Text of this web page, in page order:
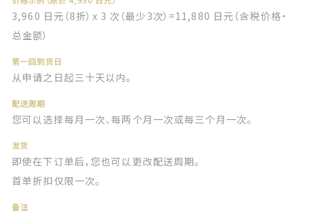
3,960 日元（8折）x 3 次（最少3次）=11,880 日元（含税价格・
总金额）
第一回到货日
从申请之日起三十天以内。
配送周期
您可以选择每月一次、每两个月一次或每三个月一次。
发货
即使在下订单后，您也可以更改配送周期。
首单折扣仅限一次。
备注